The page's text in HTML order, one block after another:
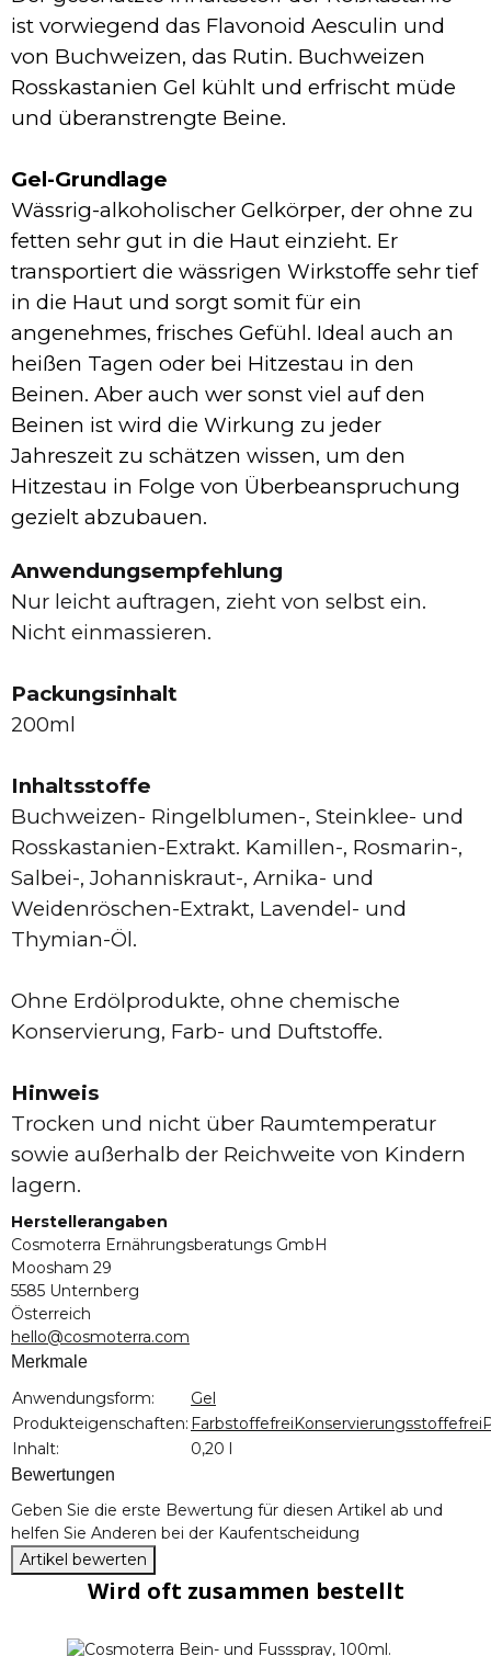
ist vorwiegend das Flavonoid Aesculin und
von Buchweizen, das Rutin. Buchweizen
Rosskastanien Gel kühlt und erfrischt müde
und überanstrengte Beine.
Gel-Grundlage
Wässrig-alkoholischer Gelkörper, der ohne zu
fetten sehr gut in die Haut einzieht. Er
transportiert die wässrigen Wirkstoffe sehr tief
in die Haut und sorgt somit für ein
angenehmes, frisches Gefühl. Ideal auch an
heißen Tagen oder bei Hitzestau in den
Beinen. Aber auch wer sonst viel auf den
Beinen ist wird die Wirkung zu jeder
Jahreszeit zu schätzen wissen, um den
Hitzestau in Folge von Überbeanspruchung
gezielt abzubauen.
Anwendungsempfehlung
Nur leicht auftragen, zieht von selbst ein.
Nicht einmassieren.
Packungsinhalt
200ml
Inhaltsstoffe
Buchweizen- Ringelblumen-, Steinklee- und
Rosskastanien-Extrakt. Kamillen-, Rosmarin-,
Salbei-, Johanniskraut-, Arnika- und
Weidenröschen-Extrakt, Lavendel- und
Thymian-Öl.
Ohne Erdölprodukte, ohne chemische
Konservierung, Farb- und Duftstoffe.
Hinweis
Trocken und nicht über Raumtemperatur
sowie außerhalb der Reichweite von Kindern
lagern.
Herstellerangaben
Cosmoterra Ernährungsberatungs GmbH
Moosham 29
5585 Unternberg
Österreich
hello@cosmoterra.com
Merkmale
Produkteigenschaft
Wert
Anwendungsform:
Gel
Produkteigenschaften: FarbstoffefreiKonservierungsstoffefrei
Inhalt:
0,20 l
Bewertungen
Geben Sie die erste Bewertung für diesen Artikel ab und
helfen Sie Anderen bei der Kaufentscheidung
Artikel bewerten
Wird oft zusammen bestellt